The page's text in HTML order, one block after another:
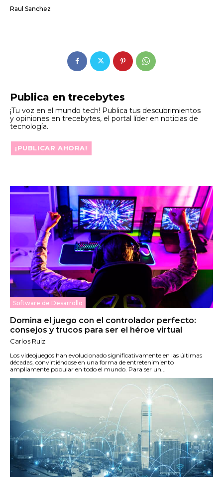
Publica en trecebytes
¡Tu voz en el mundo tech! Publica tus descubrimientos
y opiniones en trecebytes, el portal líder en noticias de
tecnología.
¡PUBLICAR AHORA!
Software de Desarrollo
Domina el juego con el controlador perfecto:
consejos y trucos para ser el héroe virtual
Carlos Ruiz
Los videojuegos han evolucionado significativamente en las últimas
décadas, convirtiéndose en una forma de entretenimiento
ampliamente popular en todo el mundo. Para ser un...
Raul Sanchez